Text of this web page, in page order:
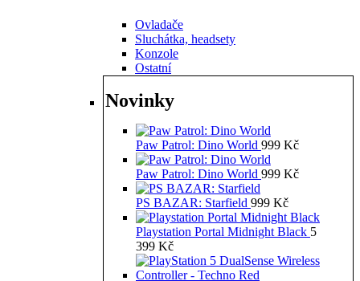
Ovladače
Sluchátka, headsety
Konzole
Ostatní
Novinky
Paw Patrol: Dino World 999 Kč
Paw Patrol: Dino World 999 Kč
PS BAZAR: Starfield 999 Kč
Playstation Portal Midnight Black 5
399 Kč